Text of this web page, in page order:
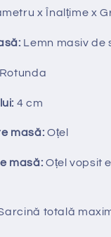
x Înalțime x
Lemn masiv de
Rotunda
4 cm
masă: Oțel
masă: Oțel vopsit
totală